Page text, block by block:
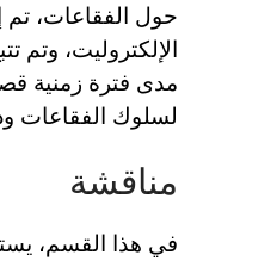
حول الفقاعات، تم
مدى فترة زمنية
لسلوك الفقاعات
مناقشة
في هذا القسم،